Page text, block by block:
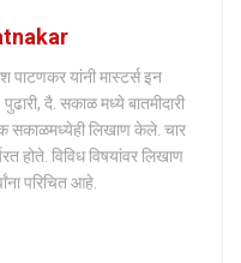
पाटणकर यांनी मास्टर्स इन
दै. सकाळ मध्ये बातमीदारी
सकाळमध्येही लिखाण केले. चार
होते. विविध विषयांवर लिखाण
परिचित आहे.